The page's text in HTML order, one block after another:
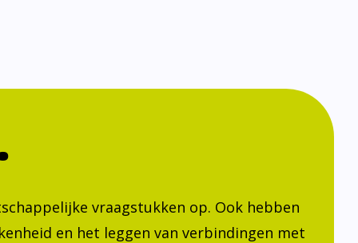
vraagstukken op. Ook hebben
en het leggen van verbindingen met